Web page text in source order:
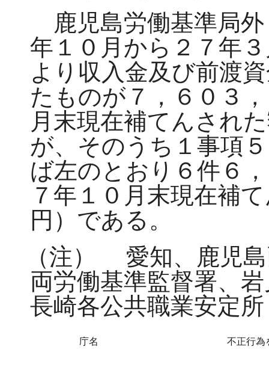
鹿児島労働基準局外
年１０月から２７年
より収入金及び前渡
たものが７，６０３
月末現在補てんされ
が、そのうち１事項
ば左のとおり６件６
７年１０月末現在補
円）である。
（注）
愛知、鹿児島
両労働基準監督署、
長崎各公共職業安定所
庁名 不正行為